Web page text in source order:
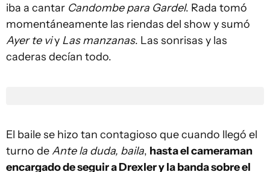
iba a cantar Candombe para Gardel. Rada tomó
momentáneamente las riendas del show y sumó
Ayer te viy Las manzanas. Las sonrisas y las
caderas decían todo.
El baile se hizo tan contagioso que cuando llegó el
turno deAnte la duda, baila, hasta el cameraman
encargado de seguir a Drexler y la banda sobre el